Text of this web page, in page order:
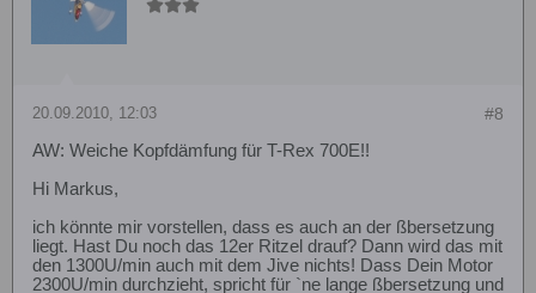
#8
20.09.2010, 12:03
AW: Weiche Kopfdämfung für T-Rex 700E!!
Hi Markus,
ich könnte mir vorstellen, dass es auch an der ßbersetzung
liegt. Hast Du noch das 12er Ritzel drauf? Dann wird das mit
den 1300U/min auch mit dem Jive nichts! Dass Dein Motor
2300U/min durchzieht, spricht für `ne lange ßbersetzung und